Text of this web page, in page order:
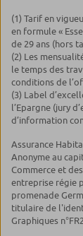
(1) Tarif en
en formule «
de 29 ans (hors
(2) Les
le temps des
conditions de
(3) Label
l’Epargne (jury
d’information
Assurance
Anonyme au
Commerce et
entreprise régie
promenade
titulaire de
Graphiques